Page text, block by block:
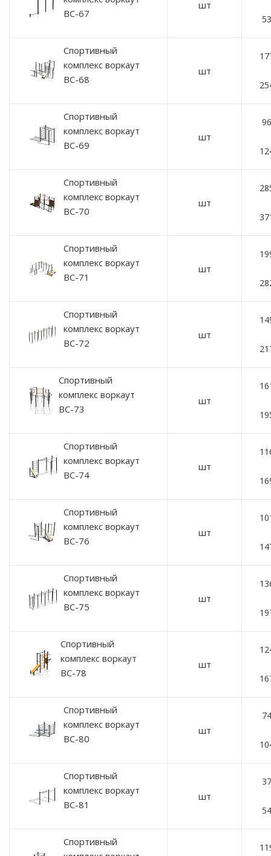
ВС-67
шт
Спортивный
комплекс воркаут
ВС-68
шт
Спортивный
комплекс воркаут
ВС-69
шт
Спортивный
комплекс воркаут
ВС-70
шт
Спортивный
комплекс воркаут
ВС-71
шт
Спортивный
комплекс воркаут
ВС-72
шт
Спортивный
комплекс воркаут
ВС-73
шт
Спортивный
комплекс воркаут
ВС-74
шт
Спортивный
комплекс воркаут
ВС-76
шт
Спортивный
комплекс воркаут
ВС-75
шт
Спортивный
комплекс воркаут
ВС-78
шт
Спортивный
комплекс воркаут
ВС-80
шт
Спортивный
комплекс воркаут
ВС-81
шт
Спортивный